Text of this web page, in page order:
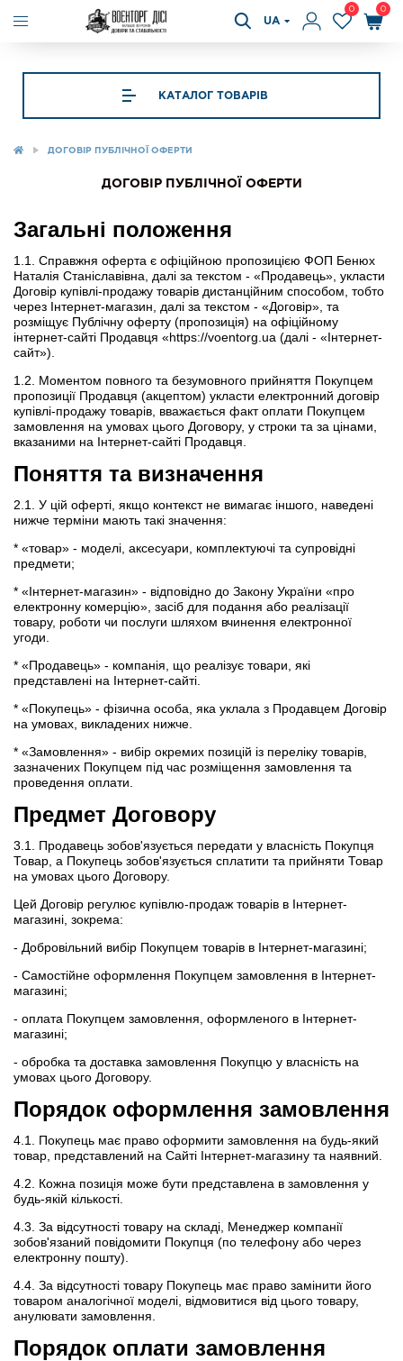
UA
0 0
КАТАЛОГ ТОВАРІВ
ДОГОВІР ПУБЛІЧНОЇ ОФЕРТИ
ДОГОВІР ПУБЛІЧНОЇ ОФЕРТИ
Загальні положення
1.1. Справжня оферта є офіційною пропозицією ФОП Бенюх
Наталія Станіславівна, далі за текстом - «Продавець», укласти
Договір купівлі-продажу товарів дистанційним способом, тобто
через Інтернет-магазин, далі за текстом - «Договір», та
розміщує Публічну оферту (пропозиція) на офіційному
інтернет-сайті Продавця «https://voentorg.ua (далі - «Інтернет-
сайт»).
1.2. Моментом повного та безумовного прийняття Покупцем
пропозиції Продавця (акцептом) укласти електронний договір
купівлі-продажу товарів, вважається факт оплати Покупцем
замовлення на умовах цього Договору, у строки та за цінами,
вказаними на Інтернет-сайті Продавця.
Поняття та визначення
2.1. У цій оферті, якщо контекст не вимагає іншого, наведені
нижче терміни мають такі значення:
* «товар» - моделі, аксесуари, комплектуючі та супровідні
предмети;
* «Інтернет-магазин» - відповідно до Закону України «про
електронну комерцію», засіб для подання або реалізації
товару, роботи чи послуги шляхом вчинення електронної
угоди.
* «Продавець» - компанія, що реалізує товари, які
представлені на Інтернет-сайті.
* «Покупець» - фізична особа, яка уклала з Продавцем Договір
на умовах, викладених нижче.
* «Замовлення» - вибір окремих позицій із переліку товарів,
зазначених Покупцем під час розміщення замовлення та
проведення оплати.
Предмет Договору
3.1. Продавець зобов'язується передати у власність Покупця
Товар, а Покупець зобов'язується сплатити та прийняти Товар
на умовах цього Договору.
Цей Договір регулює купівлю-продаж товарів в Інтернет-
магазині, зокрема:
- Добровільний вибір Покупцем товарів в Інтернет-магазині;
- Самостійне оформлення Покупцем замовлення в Інтернет-
магазині;
- оплата Покупцем замовлення, оформленого в Інтернет-
магазині;
- обробка та доставка замовлення Покупцю у власність на
умовах цього Договору.
Порядок оформлення замовлення
4.1. Покупець має право оформити замовлення на будь-який
товар, представлений на Сайті Інтернет-магазину та наявний.
4.2. Кожна позиція може бути представлена ​​в замовлення у
будь-якій кількості.
4.3. За відсутності товару на складі, Менеджер компанії
зобов'язаний повідомити Покупця (по телефону або через
електронну пошту).
4.4. За відсутності товару Покупець має право замінити його
товаром аналогічної моделі, відмовитися від цього товару,
анулювати замовлення.
Порядок оплати замовлення